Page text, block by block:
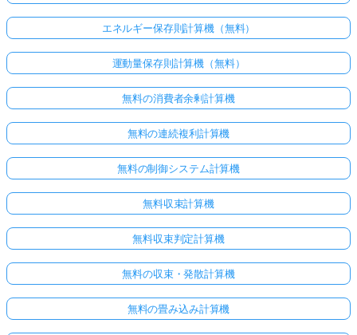
エネルギー保存則計算機（無料）
運動量保存則計算機（無料）
無料の消費者余剰計算機
無料の連続複利計算機
無料の制御システム計算機
無料収束計算機
無料収束判定計算機
無料の収束・発散計算機
無料の畳み込み計算機